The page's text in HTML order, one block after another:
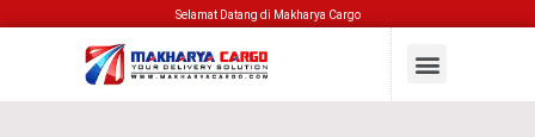
Selamat Datang di Makharya Cargo